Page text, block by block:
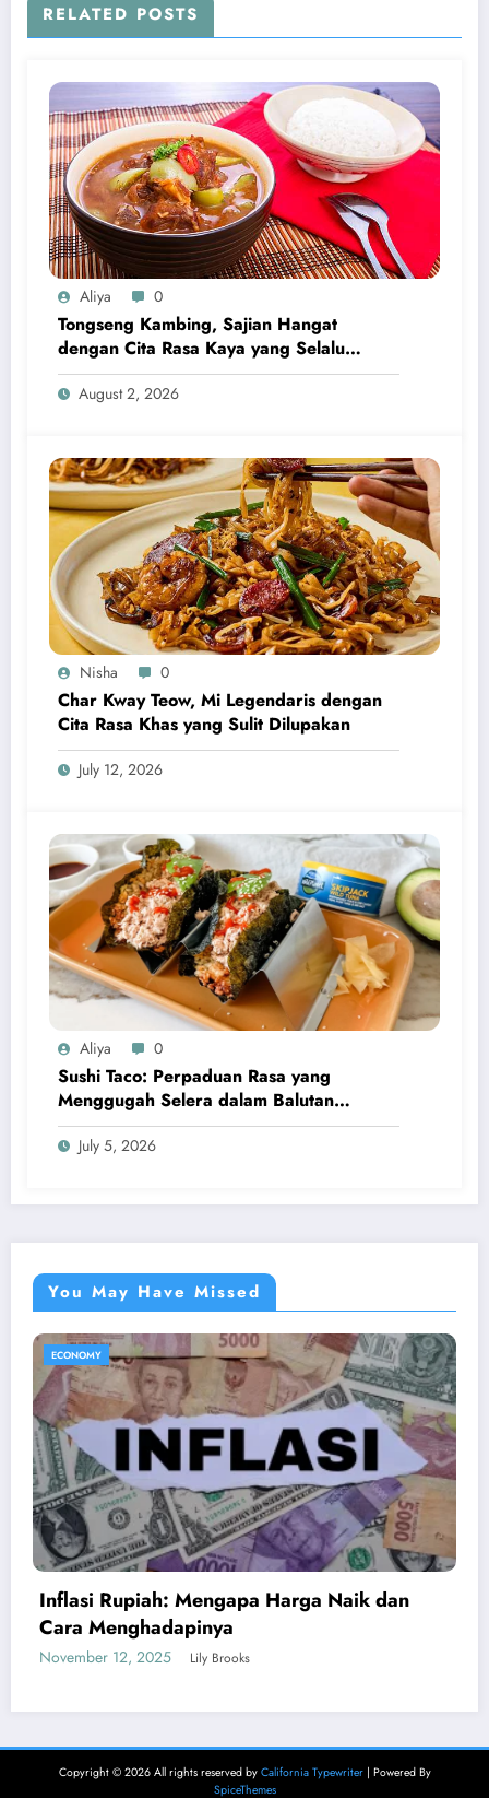
RELATED POSTS
Aliya 0
Tongseng Kambing, Sajian Hangat
dengan Cita Rasa Kaya yang Selalu
Menggugah Selera
August 2, 2026
Nisha 0
Char Kway Teow, Mi Legendaris dengan
Cita Rasa Khas yang Sulit Dilupakan
July 12, 2026
Aliya 0
Sushi Taco: Perpaduan Rasa yang
Menggugah Selera dalam Balutan
Kreativitas Modern
July 5, 2026
You May Have Missed
ECONOMY
Apa Itu Psychological First Aid Gimana Kita
Bisa Belajar?
March 27, 2025 Ketan
Copyright © 2026 All rights reserved by California Typewriter| Powered By
SpiceThemes